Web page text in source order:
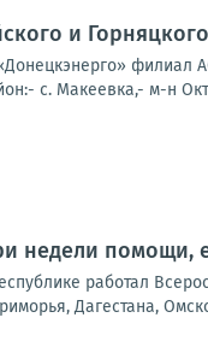
и
филиал
с. Макеевка,- м-н
недели помощи,
работал
Дагестана,